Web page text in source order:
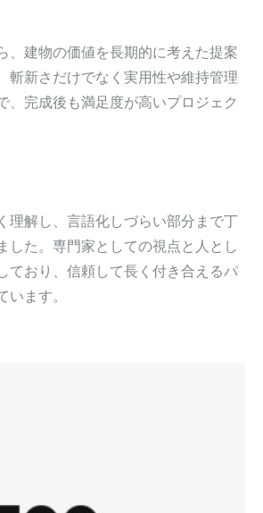
、建物の価値を長期的に考えた提案
斬新さだけでなく実用性や維持管理
、完成後も満足度が高いプロジェク
理解し、言語化しづらい部分まで丁
した。専門家としての視点と人とし
ており、信頼して長く付き合えるパ
います。